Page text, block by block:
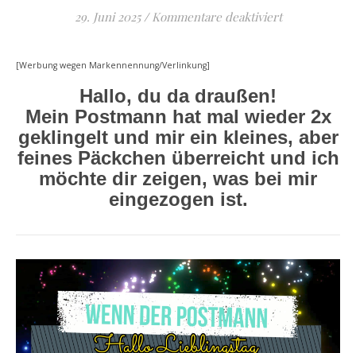
29. Juni 2025 / Kommentare deaktiviertfür Wenn der
[Werbung wegen Markennennung/Verlinkung]
Hallo, du da draußen!
Mein Postmann hat mal wieder 2x
geklingelt und mir ein kleines, aber
feines Päckchen überreicht und ich
möchte dir zeigen, was bei mir
eingezogen ist.